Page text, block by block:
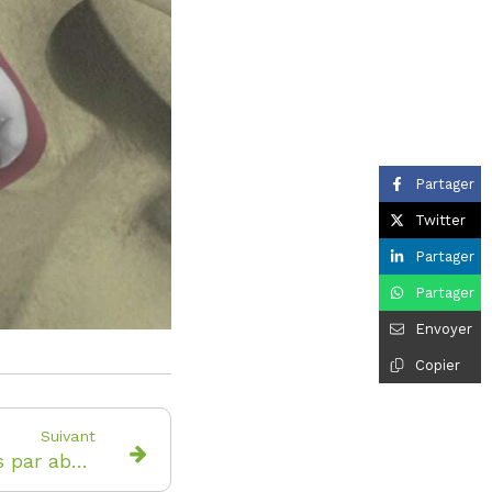
Suivant
Comblement de sinus par abord latéral sans pose d’implant
Partager
Twitter
Partager
Partager
Envoyer
Copier